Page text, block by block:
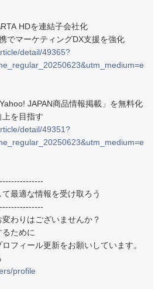
HDを連結子会社化
でマーケティングDX支援を強化
detail/49365?
JAPAN商品情報掲載」を無料化
を目指す
detail/49351?
最適な情報を受け取ろう
わりはございませんか？
ために
フィール更新をお願いしています。
profile